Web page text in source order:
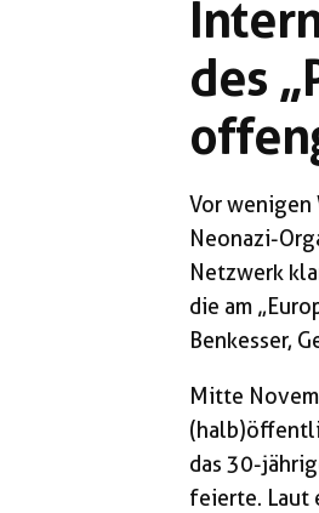
des
Vor
Neonazi-
Netzwerk
die am
Benkesser,
Mitte
das 30-
feierte. Laut